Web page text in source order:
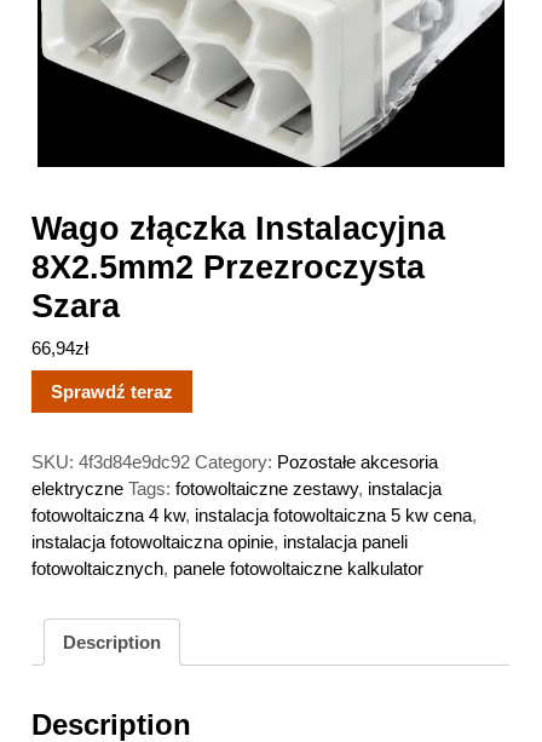
Wago złączka Instalacyjna
8X2.5mm2 Przezroczysta
Szara
66,94zł
Sprawdź teraz
SKU:4f3d84e9dc92 Category: Pozostałe akcesoria
elektryczne Tags:fotowoltaiczne zestawy, instalacja
fotowoltaiczna 4 kw, instalacja fotowoltaiczna 5 kw cena,
instalacja fotowoltaiczna opinie, instalacja paneli
fotowoltaicznych, panele fotowoltaiczne kalkulator
Description
Description